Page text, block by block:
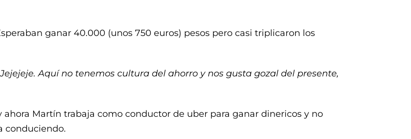
ganar 40.000 (unos 750 euros) pesos pero casi triplicaron los
Aquí no tenemos cultura del ahorro y nos gusta gozal del presente,
Martín trabaja como conductor de uber para ganar dinericos y no
conduciendo.